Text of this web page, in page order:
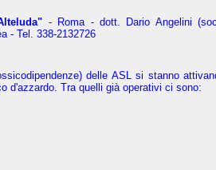
- Roma - dott. Dario Angelini
- Tel. 338-2132726
delle ASL si stanno
d'azzardo. Tra quelli già operativi ci sono: